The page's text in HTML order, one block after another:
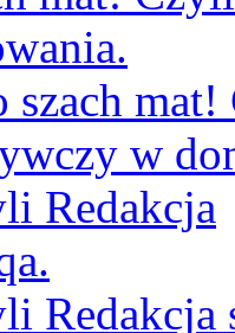
szach
Redakcja